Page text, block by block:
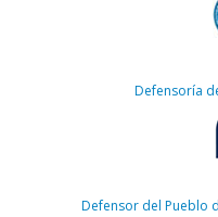
Defensoría
Defensor del Pueblo